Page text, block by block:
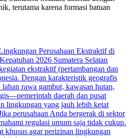
terutama karena formasi batuan